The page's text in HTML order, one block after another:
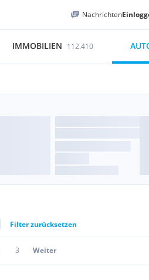
Nachrichten
IMMOBILIEN 112.410
Filter zurücksetzen
3 Weiter